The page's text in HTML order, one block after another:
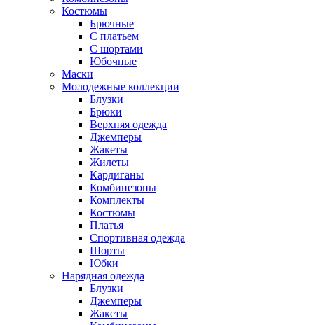
Костюмы
Брючные
С платьем
С шортами
Юбочные
Маски
Молодежные коллекции
Блузки
Брюки
Верхняя одежда
Джемперы
Жакеты
Жилеты
Кардиганы
Комбинезоны
Комплекты
Костюмы
Платья
Спортивная одежда
Шорты
Юбки
Нарядная одежда
Блузки
Джемперы
Жакеты